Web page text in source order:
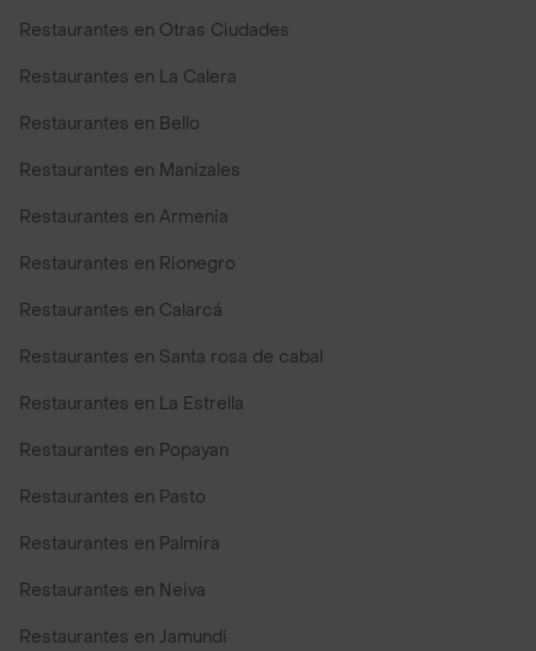
Restaurantes en Otras Ciudades
Restaurantes en La Calera
Restaurantes en Bello
Restaurantes en Manizales
Restaurantes en Armenia
Restaurantes en Rionegro
Restaurantes en Calarcá
Restaurantes en Santa rosa de cabal
Restaurantes en La Estrella
Restaurantes en Popayan
Restaurantes en Pasto
Restaurantes en Palmira
Restaurantes en Neiva
Restaurantes en Jamundi